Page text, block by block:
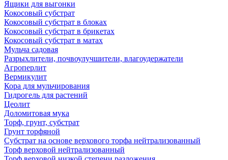
Ящики для выгонки
Кокосовый субстрат
Кокосовый субстрат в блоках
Кокосовый субстрат в брикетах
Кокосовый субстрат в матах
Мульча садовая
Разрыхлители, почвоулучшители, влагоудержатели
Агроперлит
Вермикулит
Кора для мульчирования
Гидрогель для растений
Цеолит
Доломитовая мука
Торф, грунт, субстрат
Грунт торфяной
Субстрат на основе верхового торфа нейтрализованный
Торф верховой нейтрализованный